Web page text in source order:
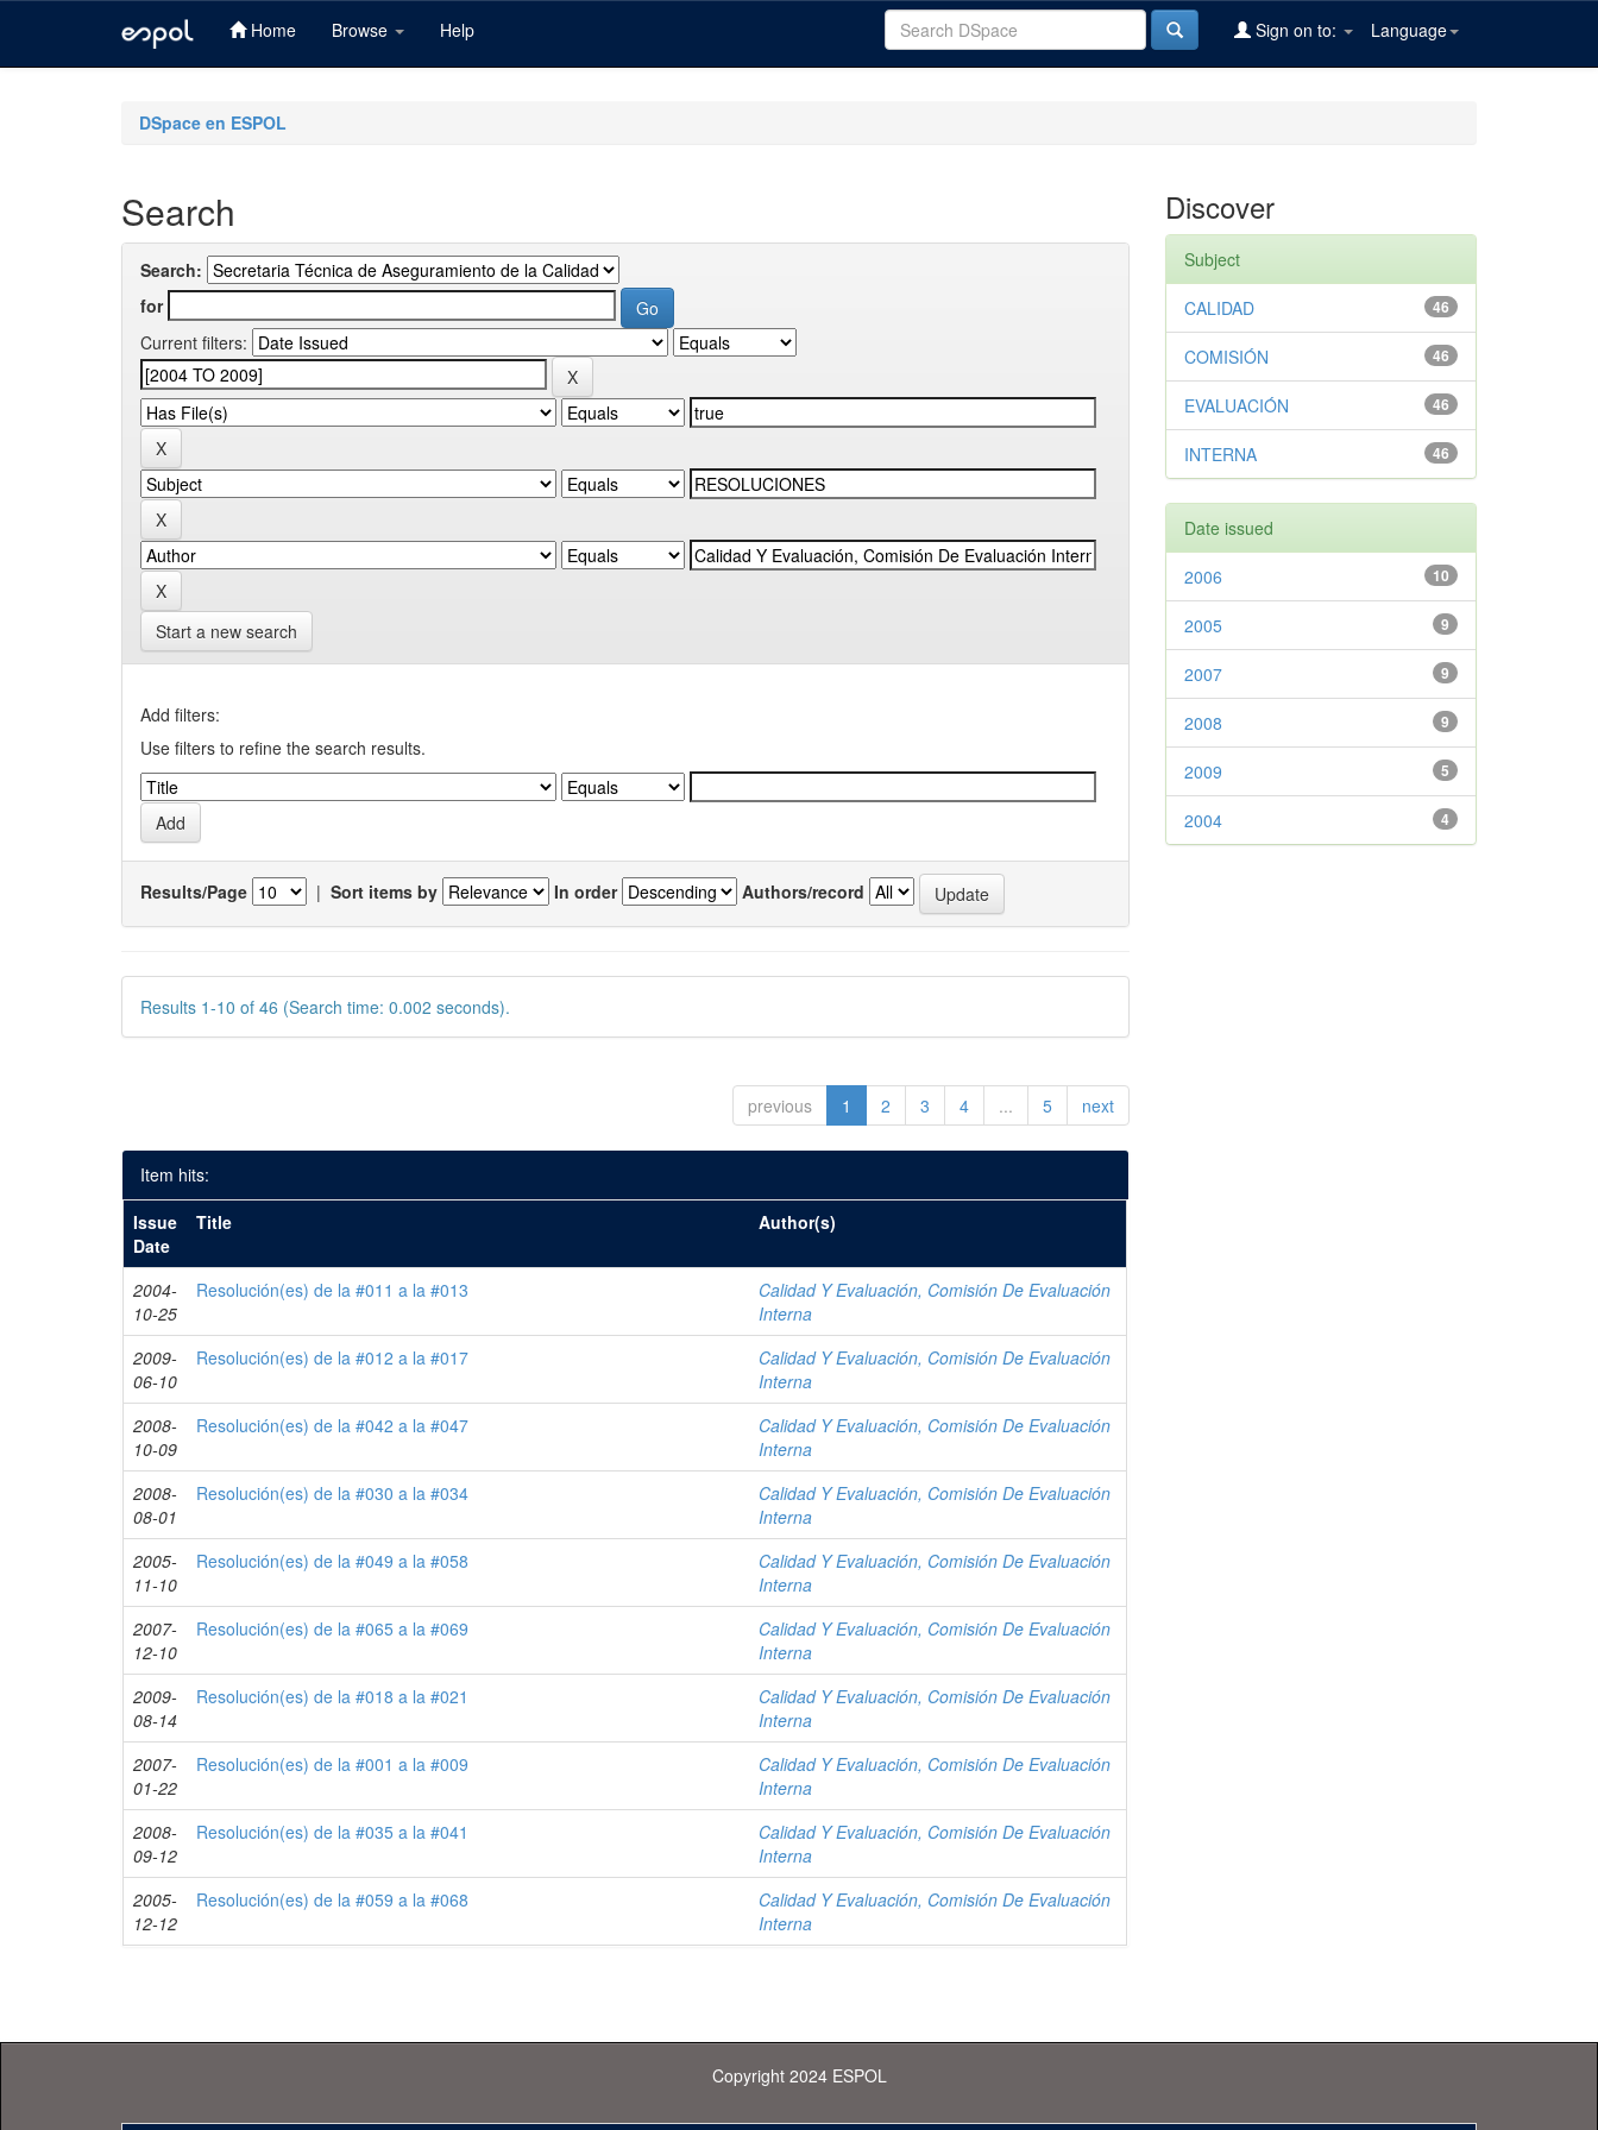
Home Browse Help Language
Sign on to:
DSpace en ESPOL
Search
Search:
for
Current filters:
Start a new search
Add filters:
Use filters to refine the search results.
Results/Page | Sort items by In order Authors/record
Results 1-10 of 46 (Search time: 0.002 seconds).
previous 1 2 3 4 ... 5 next
Item hits:
Issue
Date
Title Author(s)
2004-
10-25
Resolución(es) de la #011 a la #013
Calidad Y Evaluación, Comisión De Evaluación
Interna
2009-
06-10
Resolución(es) de la #012 a la #017
Calidad Y Evaluación, Comisión De Evaluación
Interna
2008-
10-09
Resolución(es) de la #042 a la #047
Calidad Y Evaluación, Comisión De Evaluación
Interna
2008-
08-01
Resolución(es) de la #030 a la #034
Calidad Y Evaluación, Comisión De Evaluación
Interna
2005-
11-10
Resolución(es) de la #049 a la #058
Calidad Y Evaluación, Comisión De Evaluación
Interna
2007-
12-10
Resolución(es) de la #065 a la #069
Calidad Y Evaluación, Comisión De Evaluación
Interna
2009-
08-14
Resolución(es) de la #018 a la #021
Calidad Y Evaluación, Comisión De Evaluación
Interna
2007-
01-22
Resolución(es) de la #001 a la #009
Calidad Y Evaluación, Comisión De Evaluación
Interna
2008-
09-12
Resolución(es) de la #035 a la #041
Calidad Y Evaluación, Comisión De Evaluación
Interna
2005-
12-12
Resolución(es) de la #059 a la #068
Calidad Y Evaluación, Comisión De Evaluación
Interna
Discover
Subject
46
CALIDAD
46
COMISIÓN
46
EVALUACIÓN
46
INTERNA
Date issued
10
2006
9
2005
9
2007
9
2008
5
2009
4
2004
Copyright 2024 ESPOL